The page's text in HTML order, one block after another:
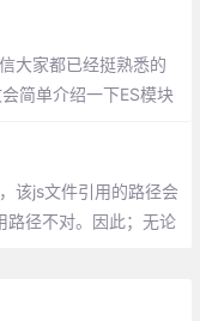
大家都已经挺熟悉的
简单介绍一下ES模块
该js文件引用的路径会
路径不对。因此；无论